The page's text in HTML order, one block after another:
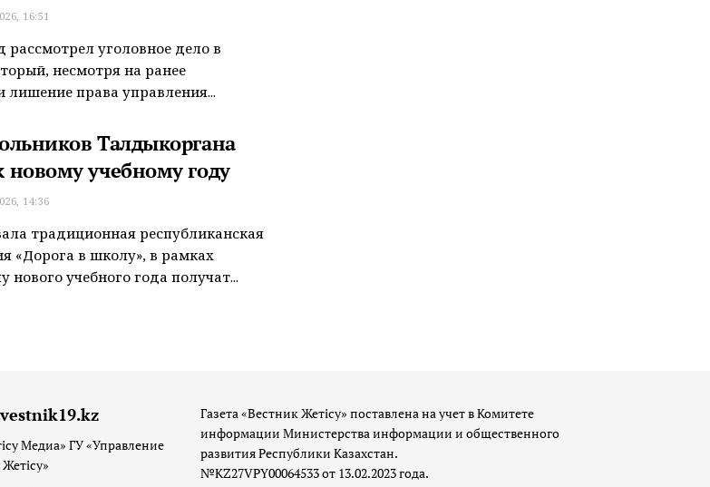
16:51
рассмотрел уголовное дело в
несмотря на ранее
лишение права управления...
Талдыкоргана
учебному году
14:36
традиционная республиканская
«Дорога в школу», в рамках
учебного года получат...
Медиа» ГУ «Управление
Газета «Вестник Жетісу» поставлена на учет в Комитете
информации Министерства информации и общественного
развития Республики Казахстан.
№KZ27VPY00064533 от 13.02.2023 года.